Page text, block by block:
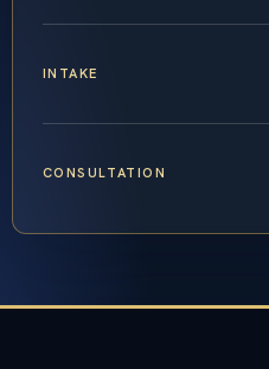
INTAKE
CONSULTATION